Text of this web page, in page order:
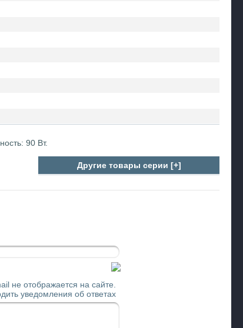
90 Вт.
Другие товары серии [+]
не отображается на сайте.
уведомления об ответах